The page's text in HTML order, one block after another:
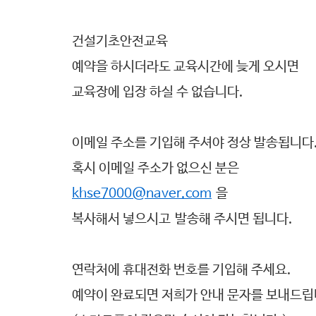
건설기초안전교육
예약을 하시더라도 교육시간에 늦게 오시면
교육장에 입장 하실 수 없습니다.
이메일 주소를 기입해 주셔야 정상 발송됩니다.
혹시 이메일 주소가 없으신 분은
khse7000@naver.com 을
복사해서 넣으시고 발송해 주시면 됩니다.
연락처에 휴대전화 번호를 기입해 주세요.
예약이 완료되면 저희가 안내 문자를 보내드